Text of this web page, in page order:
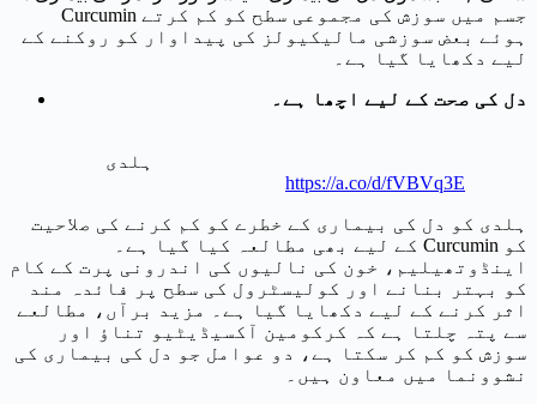
Curcumin جسم میں سوزش کی مجموعی سطح کو کم کرتے
ہوئے بعض سوزشی مالیکیولز کی پیداوار کو روکنے کے
لیے دکھایا گیا ہے۔
دل کی صحت کے لیے اچھا ہے۔
ہلدی
https://a.co/d/fVBVq3E
ہلدی کو دل کی بیماری کے خطرے کو کم کرنے کی صلاحیت
کے لیے بھی مطالعہ کیا گیا ہے۔ Curcumin کو
اینڈوتھیلیم، خون کی نالیوں کی اندرونی پرت کے کام
کو بہتر بنانے اور کولیسٹرول کی سطح پر فائدہ مند
اثر کرنے کے لیے دکھایا گیا ہے۔ مزید برآں، مطالعے
سے پتہ چلتا ہے کہ کرکومین آکسیڈیٹیو تناؤ اور
سوزش کو کم کر سکتا ہے، دو عوامل جو دل کی بیماری کی
نشوونما میں معاون ہیں۔